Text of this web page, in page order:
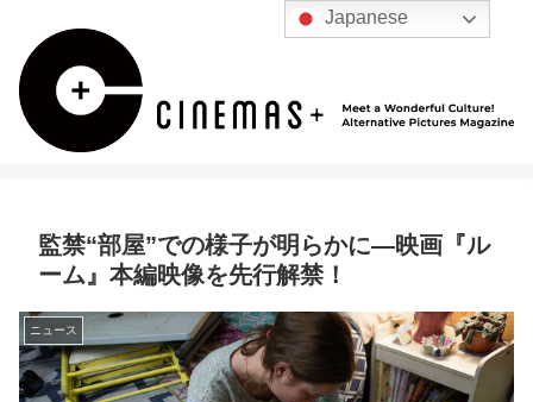
監禁“部屋”での様子が明らかに―映画『ル
ーム』本編映像を先行解禁！
ニュース
Japanese